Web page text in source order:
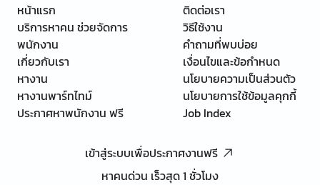
หน้าแรก
บริการหาคน ช่วยจัดการ
พนักงาน
เกี่ยวกับเรา
หางาน
หางานพาร์ทไทม์
ประกาศหาพนักงาน ฟรี
ติดต่อเรา
วิธีใช้งาน
คำถามที่พบบ่อย
เงื่อนไขและข้อกำหนด
นโยบายความเป็นส่วนตัว
นโยบายการใช้ข้อมูลคุกกี้
Job Index
เข้าสู่ระบบเพื่อประกาศงานฟรี
หาคนด่วน เร็วสุด 1 ชั่วโมง